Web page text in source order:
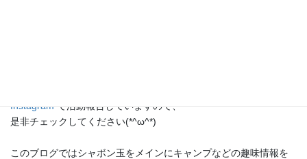
Instagramで活動報告していますので、
是非チェックしてください(*^ω^*)
このブログではシャボン玉をメインにキャンプなどの趣味情報を